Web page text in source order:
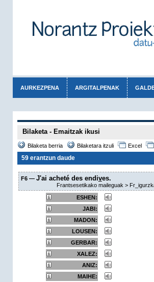
AURKEZPENA ARGITALPENAK
Bilaketa - Emaitzak ikusi
Bilaketa berria Bilaketara itzuli Excel
59 erantzun daude
F6 — J'ai acheté des endives.
Frantsesetikako maileguak >
ESHEN:
JABI:
MADON:
LOUSEN:
GERBAR:
XALEZ:
ANIZ:
MAIHE: